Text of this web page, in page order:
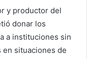
y productor del
donar los
a instituciones sin
situaciones de